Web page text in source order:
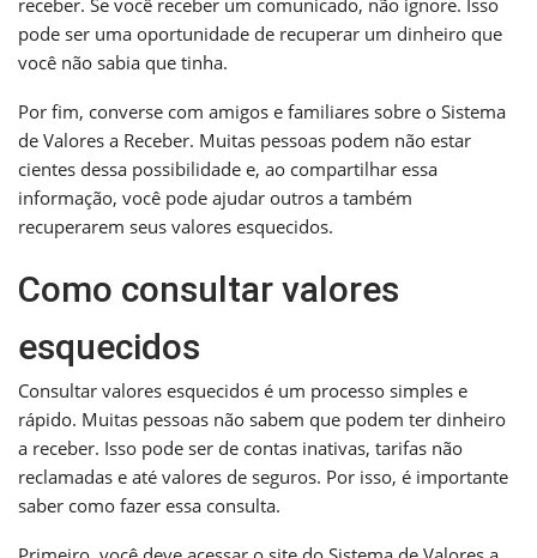
pode ser uma oportunidade de recuperar um dinheiro que
você não sabia que tinha.
Por fim, converse com amigos e familiares sobre o Sistema
de Valores a Receber. Muitas pessoas podem não estar
cientes dessa possibilidade e, ao compartilhar essa
informação, você pode ajudar outros a também
recuperarem seus valores esquecidos.
Como consultar valores
esquecidos
Consultar valores esquecidos é um processo simples e
rápido. Muitas pessoas não sabem que podem ter dinheiro
a receber. Isso pode ser de contas inativas, tarifas não
reclamadas e até valores de seguros. Por isso, é importante
saber como fazer essa consulta.